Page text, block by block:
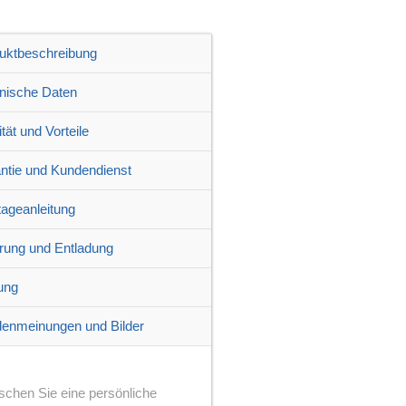
Daten
und Vorteile
und Kundendienst
und Entladung
und Bilder
Sie eine persönliche